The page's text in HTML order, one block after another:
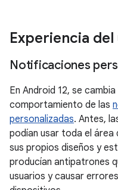
Experiencia
Notificaciones
En Android 12, se
comportamiento de las
personalizadas. Antes,
podían usar toda el
sus propios diseños y
producían antipatrones
usuarios y causar